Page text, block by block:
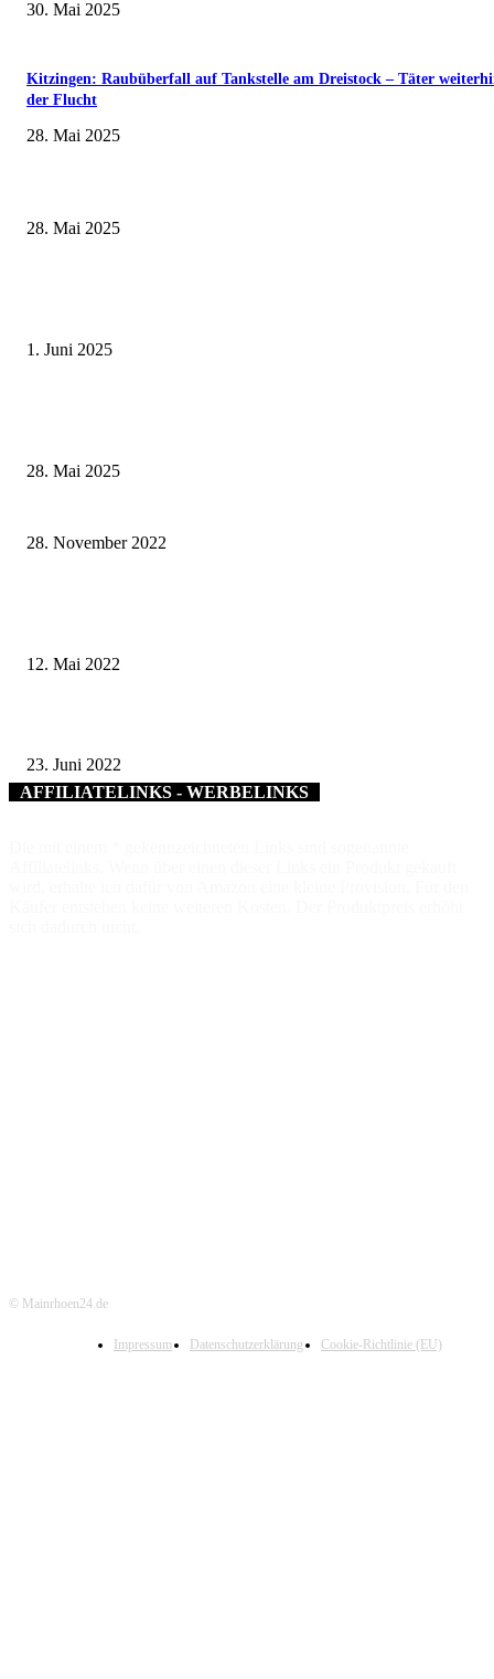
30. Mai 2025
Kitzingen: Raubüberfall auf Tankstelle am Dreistock – Täter
der Flucht
28. Mai 2025
28. Mai 2025
1. Juni 2025
28. Mai 2025
28. November 2022
12. Mai 2022
23. Juni 2022
AFFILIATELINKS - WERBELINKS
© Mainrhoen24.de
Impressum Datenschutzerklärung Cookie-Richtlinie (EU)